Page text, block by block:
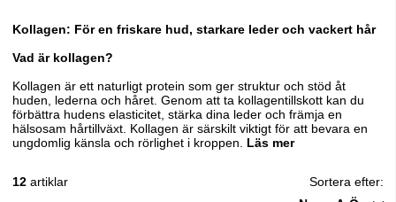
Kollagen: För en friskare hud, starkare leder och vackert hår
Vad är kollagen?
Kollagen är ett naturligt protein som ger struktur och stöd åt
huden, lederna och håret. Genom att ta kollagentillskott kan du
förbättra hudens elasticitet, stärka dina leder och främja en
hälsosam hårtillväxt. Kollagen är särskilt viktigt för att bevara en
ungdomlig känsla och rörlighet i kroppen. Läs mer
12 artiklar
Sortera efter: